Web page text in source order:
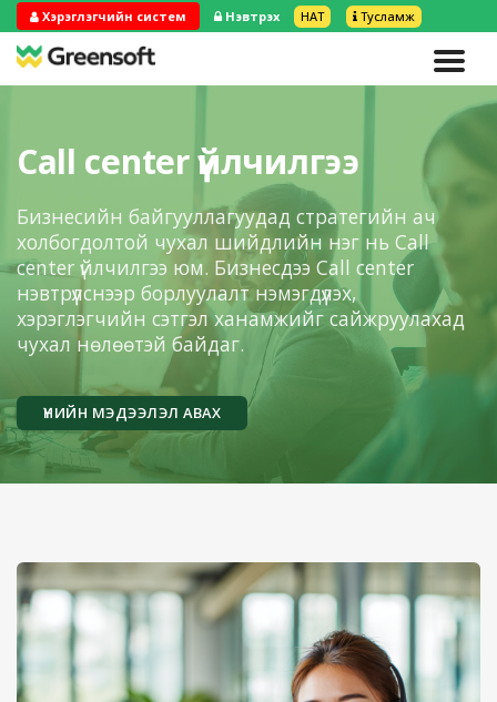
Хэрэглэгчийн систем Нэвтрэх НӨАТ Тусламж
Call center үйлчилгээ
Бизнесийн байгууллагуудад стратегийн ач
холбогдолтой чухал шийдлийн нэг нь Call
center үйлчилгээ юм. Бизнесдээ Call center
нэвтрүүлснээр борлуулалт нэмэгдүүлэх,
хэрэглэгчийн сэтгэл ханамжийг сайжруулахад
чухал нөлөөтэй байдаг.
ҮНИЙН МЭДЭЭЛЭЛ АВАХ